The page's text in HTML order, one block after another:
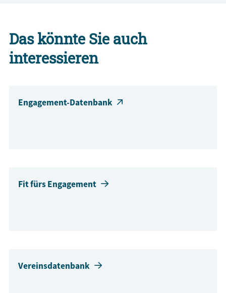
Das könnte Sie auch
interessieren
Engagement-Datenbank
Fit fürs Engagement
Vereinsdatenbank